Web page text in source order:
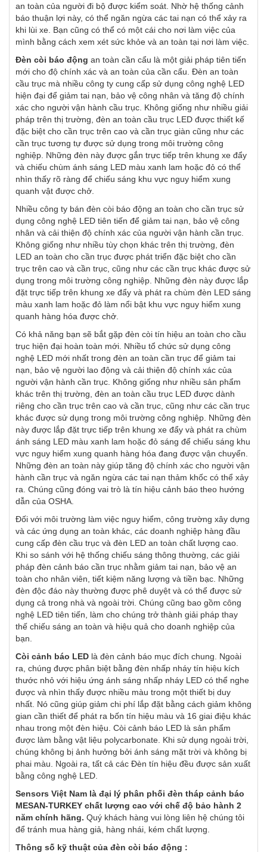
an toàn của người đi bộ được kiểm soát. Nhờ hệ thống cảnh
báo thuận lợi này, có thể ngăn ngừa các tai nạn có thể xảy ra
khi lùi xe. Bạn cũng có thể có một cái cho nơi làm việc của
mình bằng cách xem xét sức khỏe và an toàn tại nơi làm việc.
Đèn còi báo động an toàn cần cẩu là một giải pháp tiên tiến
mới cho độ chính xác và an toàn của cần cẩu. Đèn an toàn
cầu trục mà nhiều công ty cung cấp sử dụng công nghệ LED
hiện đại để giảm tai nạn, bảo vệ công nhân và tăng độ chính
xác cho người vận hành cầu trục. Không giống như nhiều giải
pháp trên thị trường, đèn an toàn cầu trục LED được thiết kế
đặc biệt cho cần trục trên cao và cần trục giàn cũng như các
cần trục tương tự được sử dụng trong môi trường công
nghiệp. Những đèn này được gắn trực tiếp trên khung xe đẩy
và chiếu chùm ánh sáng LED màu xanh lam hoặc đỏ có thể
nhìn thấy rõ ràng để chiếu sáng khu vực nguy hiểm xung
quanh vật được chở.
Nhiều công ty bán đèn còi báo động an toàn cho cần trục sử
dụng công nghệ LED tiên tiến để giảm tai nạn, bảo vệ công
nhân và cải thiện độ chính xác của người vận hành cần trục.
Không giống như nhiều tùy chọn khác trên thị trường, đèn
LED an toàn cho cần trục được phát triển đặc biệt cho cần
trục trên cao và cần trục, cũng như các cần trục khác được sử
dụng trong môi trường công nghiệp. Những đèn này được lắp
đặt trực tiếp trên khung xe đẩy và phát ra chùm đèn LED sáng
màu xanh lam hoặc đỏ làm nổi bật khu vực nguy hiểm xung
quanh hàng hóa được chở.
Có khả năng bạn sẽ bắt gặp đèn còi tín hiệu an toàn cho cầu
trục hiện đại hoàn toàn mới. Nhiều tổ chức sử dụng công
nghệ LED mới nhất trong đèn an toàn cần trục để giảm tai
nạn, bảo vệ người lao động và cải thiện độ chính xác của
người vận hành cần trục. Không giống như nhiều sản phẩm
khác trên thị trường, đèn an toàn cầu trục LED được dành
riêng cho cần trục trên cao và cần trục, cũng như các cần trục
khác được sử dụng trong môi trường công nghiệp. Những đèn
này được lắp đặt trực tiếp trên khung xe đẩy và phát ra chùm
ánh sáng LED màu xanh lam hoặc đỏ sáng để chiếu sáng khu
vực nguy hiểm xung quanh hàng hóa đang được vận chuyển.
Những đèn an toàn này giúp tăng độ chính xác cho người vận
hành cần trục và ngăn ngừa các tai nạn thảm khốc có thể xảy
ra. Chúng cũng đóng vai trò là tín hiệu cảnh báo theo hướng
dẫn của OSHA.
Đối với môi trường làm việc nguy hiểm, công trường xây dựng
và các ứng dụng an toàn khác, các doanh nghiệp hàng đầu
cung cấp đèn cầu trục và đèn LED an toàn chất lượng cao.
Khi so sánh với hệ thống chiếu sáng thông thường, các giải
pháp đèn cảnh báo cần trục nhằm giảm tai nạn, bảo vệ an
toàn cho nhân viên, tiết kiệm năng lượng và tiền bạc. Những
đèn độc đáo này thường được phê duyệt và có thể được sử
dụng cả trong nhà và ngoài trời. Chúng cũng bao gồm công
nghệ LED tiên tiến, làm cho chúng trở thành giải pháp thay
thế chiếu sáng an toàn và hiệu quả cho doanh nghiệp của
bạn.
Còi cảnh báo LED là đèn cảnh báo mục đích chung. Ngoài
ra, chúng được phân biệt bằng đèn nhấp nháy tín hiệu kích
thước nhỏ với hiệu ứng ánh sáng nhấp nháy LED có thể nghe
được và nhìn thấy được nhiều màu trong một thiết bị duy
nhất. Nó cũng giúp giảm chi phí lắp đặt bằng cách giảm không
gian cần thiết để phát ra bốn tín hiệu màu và 16 giai điệu khác
nhau trong một đèn hiệu. Còi cảnh báo LED là sản phẩm
được làm bằng vật liệu polycarbonate. Khi sử dụng ngoài trời,
chúng không bị ảnh hưởng bởi ánh sáng mặt trời và không bị
phai màu. Ngoài ra, tất cả các Đèn tín hiệu đều được sản xuất
bằng công nghệ LED.
Sensors Việt Nam là đại lý phân phối đèn tháp cảnh báo
MESAN-TURKEY chất lượng cao với chế độ bảo hành 2
năm chính hãng. Quý khách hàng vui lòng liên hệ chúng tôi
để tránh mua hàng giả, hàng nhái, kém chất lượng.
Thông số kỹ thuật của đèn còi báo động :